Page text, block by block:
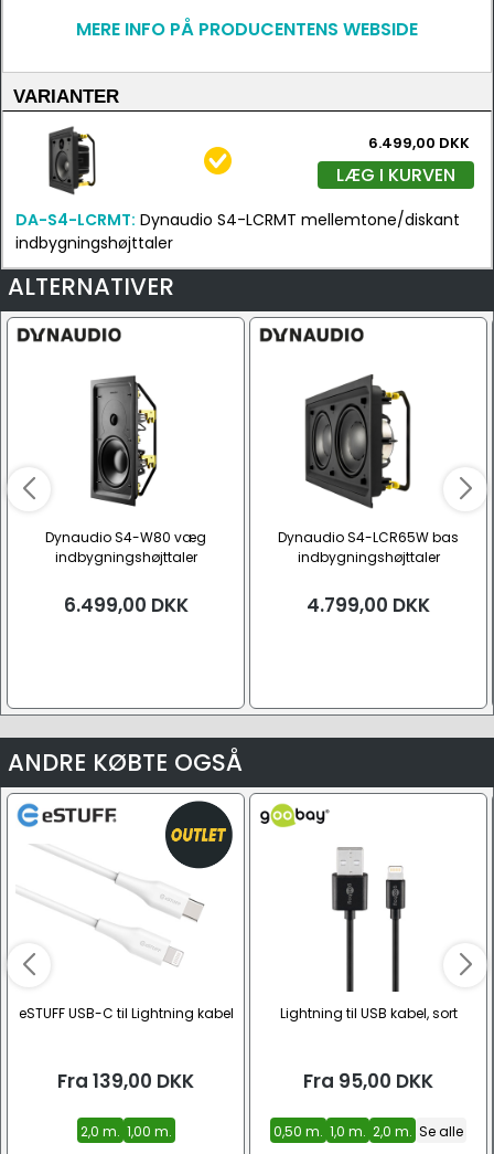
MERE INFO PÅ PRODUCENTENS WEBSIDE
VARIANTER
6.499,00 DKK
LÆG I KURVEN
DA-S4-LCRMT: Dynaudio S4-LCRMT mellemtone/diskant
indbygningshøjttaler
ALTERNATIVER
Dynaudio S4-W80 væg
indbygningshøjttaler
6.499,00 DKK
Dynaudio S4-LCR65W bas
indbygningshøjttaler
4.799,00 DKK
ANDRE KØBTE OGSÅ
eSTUFF USB-C til Lightning kabel
Fra 139,00 DKK
2,0 m. 1,00 m.
Lightning til USB kabel, sort
Fra 95,00 DKK
0,50 m. 1,0 m. 2,0 m. Se alle